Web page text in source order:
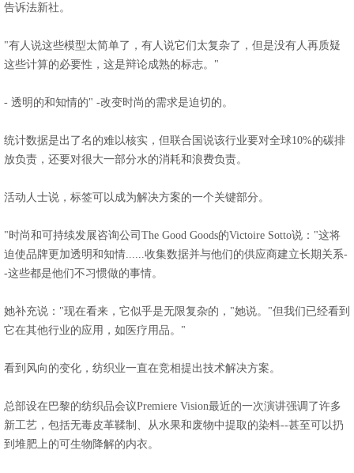
告诉法新社。
"有人说这些模型太简单了，有人说它们太复杂了，但是没有人再质疑
这些计算的必要性，这是辩论成熟的标志。"
- 透明的和知情的" -改变时尚的需求是迫切的。
统计数据是出了名的难以核实，但联合国说该行业要对全球10%的碳排
放负责，还要对很大一部分水的消耗和浪费负责。
活动人士说，标签可以成为解决方案的一个关键部分。
"时尚和可持续发展咨询公司The Good Goods的Victoire Sotto说："这将
迫使品牌更加透明和知情......收集数据并与他们的供应商建立长期关系-
-这些都是他们不习惯做的事情。
她补充说："现在看来，它似乎是无限复杂的，"她说。"但我们已经看到
它在其他行业的应用，如医疗用品。"
看到风向的变化，纺织业一直在竞相提出技术解决方案。
总部设在巴黎的纺织品会议Premiere Vision最近的一次演讲强调了许多
新工艺，包括无毒皮革鞣制、从水果和废物中提取的染料--甚至可以扔
到堆肥上的可生物降解的内衣。